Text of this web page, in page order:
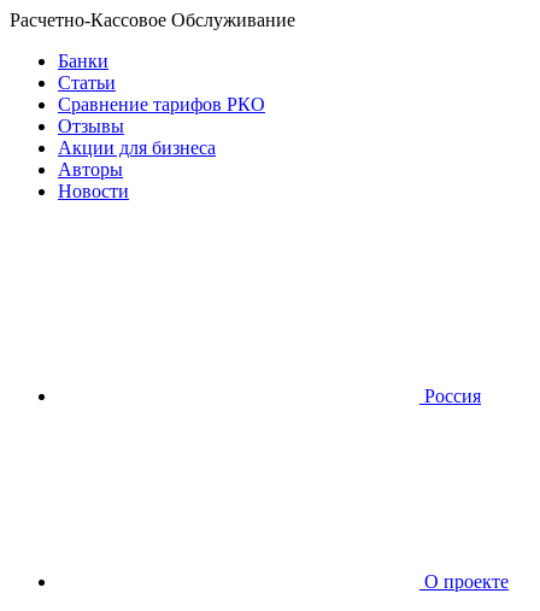
Расчетно-Кассовое Обслуживание
Банки
Статьи
Сравнение тарифов РКО
Отзывы
Акции для бизнеса
Авторы
Новости
Россия
О проекте